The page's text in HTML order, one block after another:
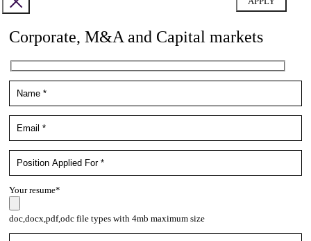
Corporate, M&A and Capital markets
Your resume*
doc,docx,pdf,odc file types with 4mb maximum size